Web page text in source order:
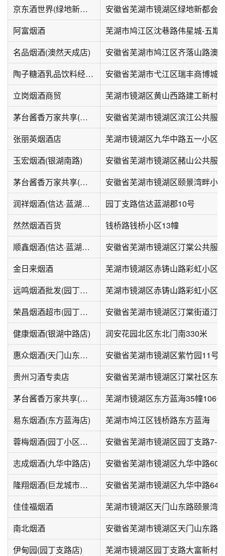
京东酒世界(绿地新都会斜杠广场店)
阿富烟酒
芜湖市鸠江区沈巷路伟星城-五期
名品烟酒(澳然天成店)
安徽省芜湖市鸠江区齐落山路澳
陶子糖酒乳品饮料经营部
安徽省芜湖市弋江区瑞丰商博城b
立岗烟酒商贸
芜湖市镜湖区黄山西路建工新村5
茅台酱香万家共享(新安花园店)
张丽英烟酒店
芜湖市镜湖区九华中路五一小区
玉宏烟酒(银湖南路)
茅台酱香万家共享(颐景湾畔店)
安徽省芜湖市镜湖区颐景湾畔小
润祥烟酒(信达·蓝湖郡店)
园丁支路信达蓝湖郡10号
然然烟酒百货
钱桥路钱桥小区13幢
顺鑫烟酒(信达·蓝湖郡店)
金日来烟酒
芜湖市镜湖区赤铸山路彩虹小区
远鸣烟酒批发(园丁小区二区店)
芜湖市镜湖区赤铸山路彩虹小区
荣昌烟酒超市(园丁小区一区店)
健康烟酒(银湖中路店)
润安花园北区东北门南330米
惠众烟酒(天门山东路店)
安徽省芜湖市镜湖区紫竹园11号
贵州习酒专卖店
茅台酱香万家共享(东方蓝海店)
芜湖市镜湖区东方蓝海35幢106号
易东烟酒(东方蓝海店)
芜湖市鸠江区钱桥路东方蓝海
蓉梅烟酒(园丁小区一区店)
安徽省芜湖市镜湖区园丁支路7-
志成烟酒(九华中路店)
安徽省芜湖市镜湖区九华中路60-
隆翔烟酒(巨龙城市花园店)
安徽省芜湖市镜湖区九华中路64-
佳佳福烟酒
芜湖市镜湖区天门山东路颐景湾
南北烟酒
安徽省芜湖市镜湖区天门山东路
伊甸园(园丁支路店)
芜湖市镜湖区园丁支路大富新村